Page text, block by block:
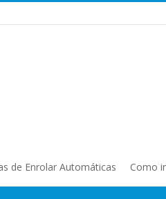
de Enrolar Automáticas Como